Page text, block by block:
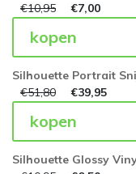
€10,95 €7,00
kopen
Silhouette Portrait
€51,80 €39,95
kopen
Silhouette Glossy